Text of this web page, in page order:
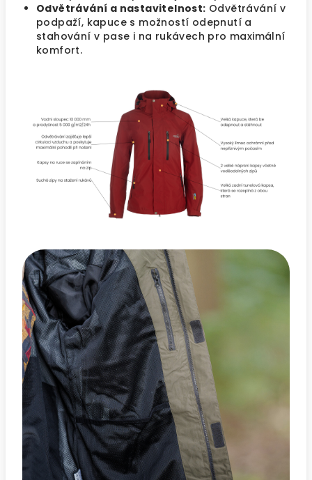
Odvětrávání a nastavitelnost: Odvětrávání v
podpaží, kapuce s možností odepnutí a
stahování v pase i na rukávech pro maximální
komfort.